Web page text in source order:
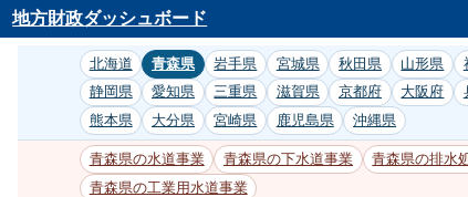
地方財政ダッシュボード
北海道 青森県 岩手県 宮城県 秋田県 山形県
静岡県
愛知県 三重県 滋賀県 京都府 大阪府
熊本県
大分県 宮崎県 鹿児島県 沖縄県
青森県の水道事業 青森県の下水道事業 青森県の排水
青森県の工業用水道事業